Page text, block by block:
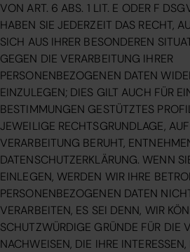
VON ART. 6 ABS. 1 LIT. E ODER F
HABEN SIE JEDERZEIT DAS RECHT,
SICH AUS IHRER BESONDEREN
GEGEN DIE VERARBEITUNG IHRER
PERSONENBEZOGENEN DATEN
EINZULEGEN; DIES GILT AUCH FÜR
BESTIMMUNGEN GESTÜTZTES
JEWEILIGE RECHTSGRUNDLAGE,
VERARBEITUNG BERUHT,
DATENSCHUTZERKLÄRUNG. WENN
EINLEGEN, WERDEN WIR IHRE
PERSONENBEZOGENEN DATEN
VERARBEITEN, ES SEI DENN, WIR
SCHUTZWÜRDIGE GRÜNDE FÜR DIE
NACHWEISEN, DIE IHRE